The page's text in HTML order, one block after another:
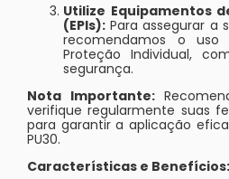
Utilize Equipamentos
(EPIs): Para assegurar a
recomendamos o uso
Proteção Individual,
segurança.
Nota Importante:
verifique regularmente suas
para garantir a aplicação
PU30.
Características e Benefícios: